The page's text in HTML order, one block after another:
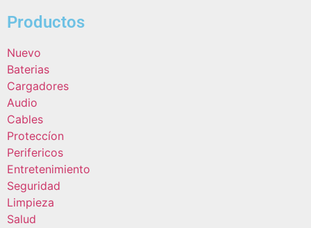
Productos
Nuevo
Baterias
Cargadores
Audio
Cables
Proteccíon
Perifericos
Entretenimiento
Seguridad
Limpieza
Salud